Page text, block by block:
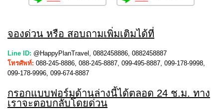
จองด่วน หรือ สอบถามเพิ่มเติมได้ที่
Line ID: @HappyPlanTravel, 0882458886, 0882458887
โทรศัพท์: 088-245-8886, 088-245-8887, 099-495-8887, 099-178-9998,
099-178-9996, 099-674-8887
กรอกแบบฟอร์มด้านล่างนี้ได้ตลอด 24 ช.ม. ทาง
เราจะตอบกลับโดยด่วน